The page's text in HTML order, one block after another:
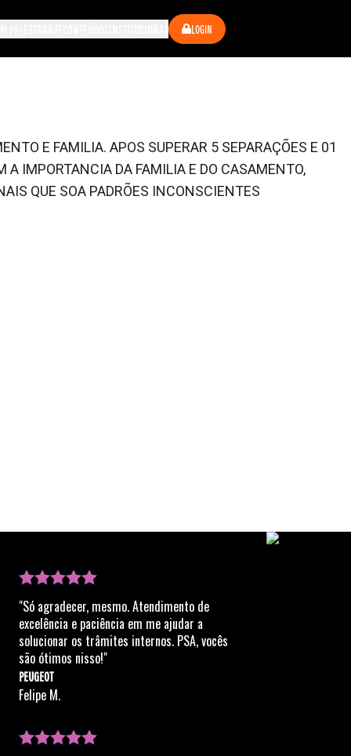
LOGIN
E FAMILIA. APOS SUPERAR 5 SEPARAÇÕES E 01
A IMPORTANCIA DA FAMILIA E DO CASAMENTO,
QUE SOA PADRÕES INCONSCIENTES
"Só agradecer, mesmo. Atendimento de
excelência e paciência em me ajudar a
solucionar os trâmites internos. PSA, vocês
são ótimos nisso!"
PEUGEOT
Felipe M.